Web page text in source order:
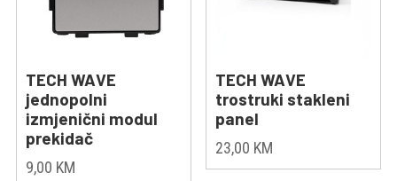
TECH WAVE
jednopolni
izmjenični modul
prekidač
9,00 KM
TECH WAVE
trostruki stakleni
panel
23,00 KM